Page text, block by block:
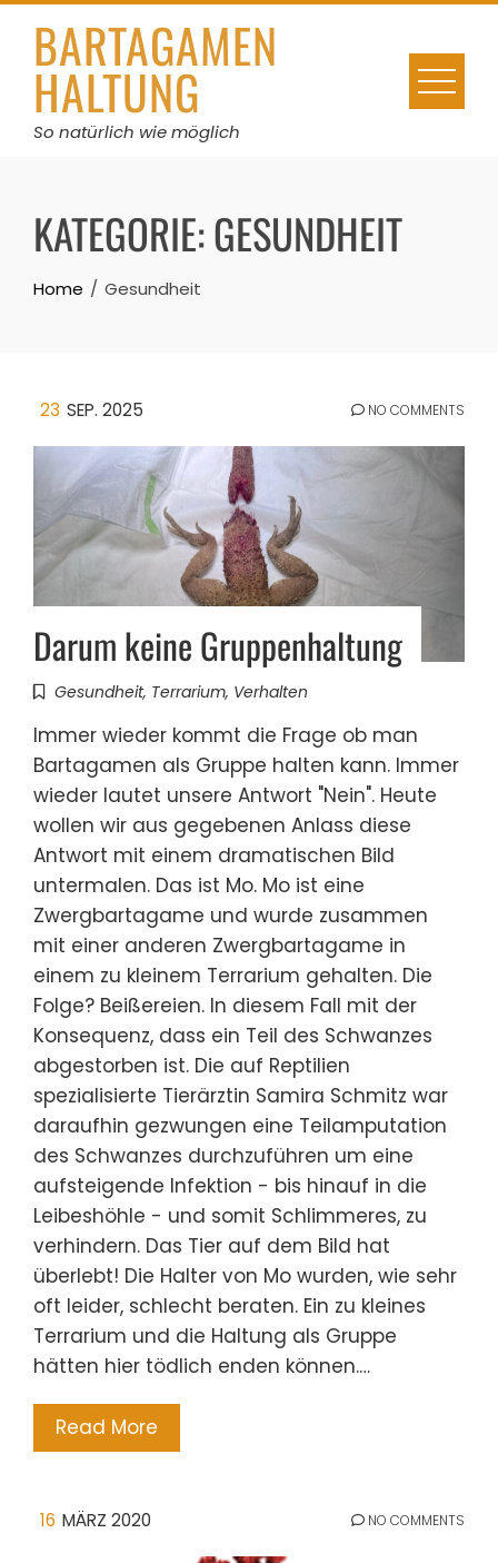
Skip
contentBARTAGAMEN
HALTUNG
So natürlich wie möglich
KATEGORIE:GESUNDHEIT
Home Gesundheit
23 SEP. 2025 NO COMMENTS
Darum keine Gruppenhaltung
Gesundheit, Terrarium, Verhalten
Immer wieder kommt die Frage ob man
Bartagamen als Gruppe halten kann. Immer
wieder lautet unsere Antwort "Nein". Heute
wollen wir aus gegebenen Anlass diese
Antwort mit einem dramatischen Bild
untermalen. Das ist Mo. Mo ist eine
Zwergbartagame und wurde zusammen
mit einer anderen Zwergbartagame in
einem zu kleinem Terrarium gehalten. Die
Folge? Beißereien. In diesem Fall mit der
Konsequenz, dass ein Teil des Schwanzes
abgestorben ist. Die auf Reptilien
spezialisierte Tierärztin Samira Schmitz war
daraufhin gezwungen eine Teilamputation
des Schwanzes durchzuführen um eine
aufsteigende Infektion - bis hinauf in die
Leibeshöhle - und somit Schlimmeres, zu
verhindern. Das Tier auf dem Bild hat
überlebt! Die Halter von Mo wurden, wie sehr
oft leider, schlecht beraten. Ein zu kleines
Terrarium und die Haltung als Gruppe
hätten hier tödlich enden können.…
Read More
16 MÄRZ 2020 NO COMMENTS